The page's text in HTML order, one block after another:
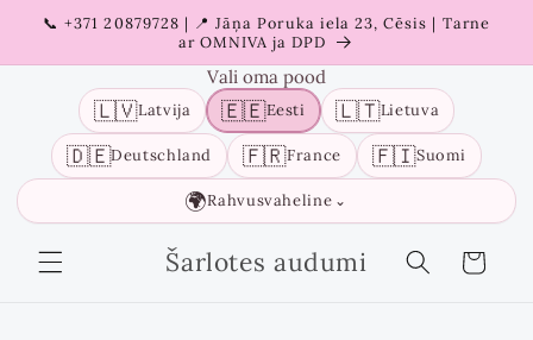
sisu
📞 +371 20879728 | 📍 Jāņa Poruka iela 23, Cēsis | Tarne
ar OMNIVA ja DPD
Vali oma pood
🇱🇻Latvija 🇪🇪Eesti 🇱🇹Lietuva
🇩🇪Deutschland 🇫🇷France 🇫🇮Suomi
🌍Rahvusvaheline ⌄
Šarlotes audumi Ostukorv